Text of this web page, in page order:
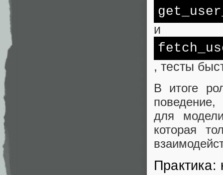
и
, тесты
В итоге
для
которая
Практика: